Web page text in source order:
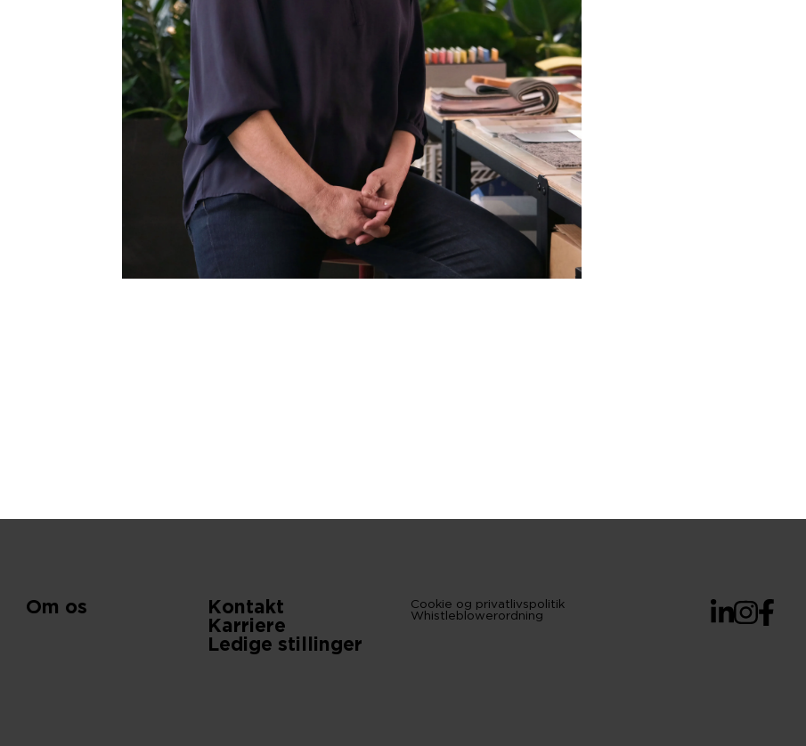
Om os
Kontakt
Karriere
Ledige stillinger
Cookie og privatlivspolitik
Whistleblowerordning
LinkedInInstagram